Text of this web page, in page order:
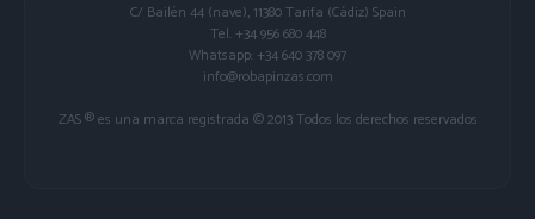
C/ Bailén 44 (nave), 11380 Tarifa (Cádiz) Spain
Tel. +34 956 680 448
Whatsapp: +34 640 378 097
info@robapinzas.com
ZAS ® es una marca registrada © 2013 Todos los derechos reservados